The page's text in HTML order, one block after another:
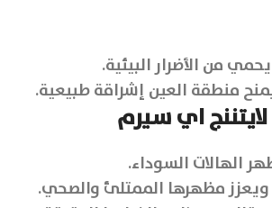
من الأضرار البيئية.
منطقة العين إشراقة طبيعية.
اي سيرم
الهالات السوداء.
مظهرها الممتلئ والصحي.